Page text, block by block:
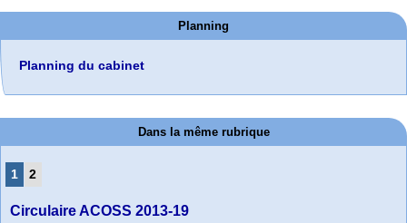
Planning
Planning du cabinet
Dans la même rubrique
1 2
Circulaire ACOSS 2013-19